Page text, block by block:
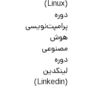
(Linux)
دوره
پرامپت‌نویسی
هوش
مصنوعی
دوره
لینکدین
(Linkedin)